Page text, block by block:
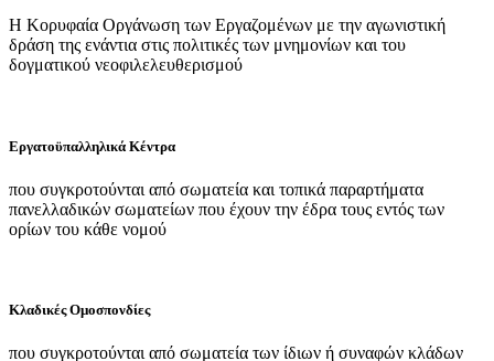
Η Κορυφαία Οργάνωση των Εργαζομένων με την αγωνιστική
δράση της ενάντια στις πολιτικές των μνημονίων και του
δογματικού νεοφιλελευθερισμού
Εργατοϋπαλληλικά Κέντρα
που συγκροτούνται από σωματεία και τοπικά παραρτήματα
πανελλαδικών σωματείων που έχουν την έδρα τους εντός των
ορίων του κάθε νομού
Κλαδικές Ομοσπονδίες
που συγκροτούνται από σωματεία των ίδιων ή συναφών κλάδων